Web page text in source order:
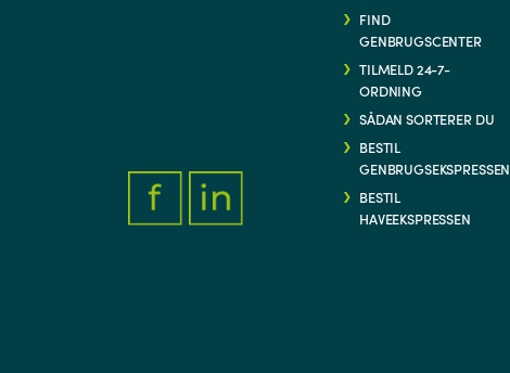
FIND
GENBRUGSCENTER
TILMELD 24-7-
ORDNING
SÅDAN SORTERER DU
BESTIL
GENBRUGSEKSPRESSEN
BESTIL
HAVEEKSPRESSEN